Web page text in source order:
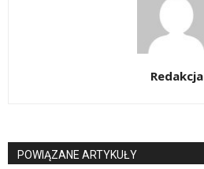
Redakcja
POWIĄZANE ARTYKUŁY